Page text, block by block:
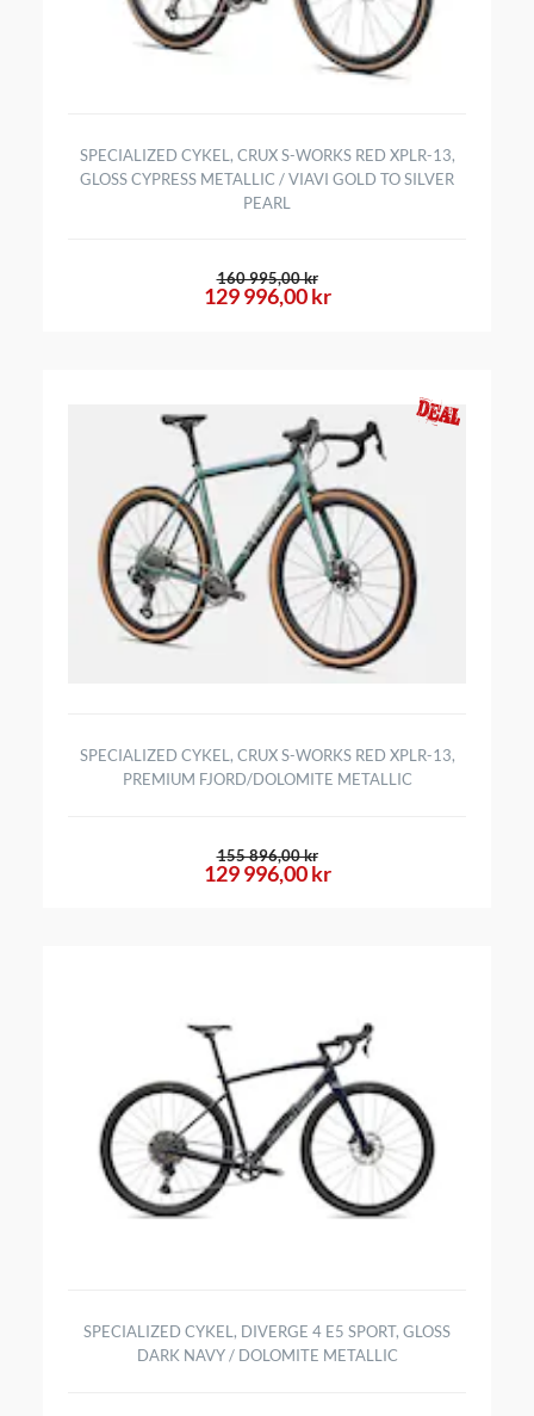
SPECIALIZED CYKEL, CRUX S-WORKS RED XPLR-13,
GLOSS CYPRESS METALLIC / VIAVI GOLD TO SILVER
PEARL
129 996,00 kr
160 995,00 kr
SPECIALIZED CYKEL, CRUX S-WORKS RED XPLR-13,
PREMIUM FJORD/DOLOMITE METALLIC
129 996,00 kr
155 896,00 kr
SPECIALIZED CYKEL, DIVERGE 4 E5 SPORT, GLOSS
DARK NAVY / DOLOMITE METALLIC